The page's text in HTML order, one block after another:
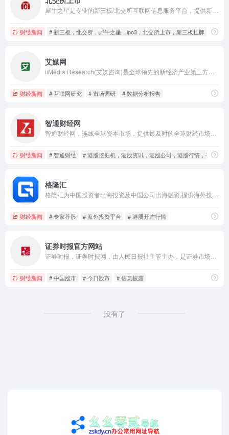
财经新闻 # 新三板，北交所，犀牛之星，ipo3，北交所上市，新三板挂牌，新三
艾媒网
财经新闻 # 互联网研究 # 市场调研 # 数据分析报告
智通财经网
财经新闻 # 智通财经 # 港股挖掘机，港股资讯，港股公司，港股行情，香港股
格隆汇
财经新闻 # 专家荐股 # 海外投资平台 # 港股开户行情
证券时报官方网站
财经新闻 # 中国股市 # 今日股市 # 信息披露
没有了